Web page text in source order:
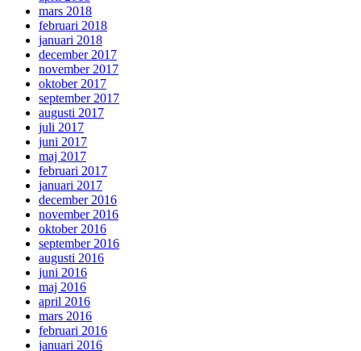
mars 2018
februari 2018
januari 2018
december 2017
november 2017
oktober 2017
september 2017
augusti 2017
juli 2017
juni 2017
maj 2017
februari 2017
januari 2017
december 2016
november 2016
oktober 2016
september 2016
augusti 2016
juni 2016
maj 2016
april 2016
mars 2016
februari 2016
januari 2016